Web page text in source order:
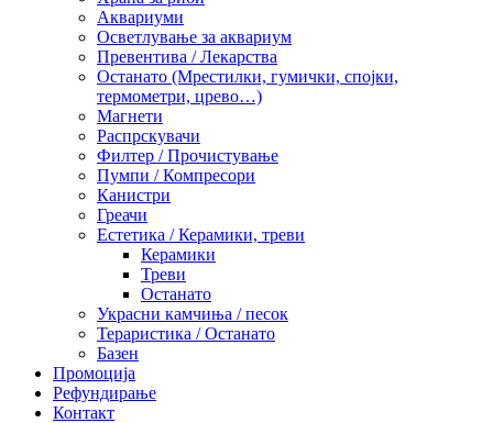
Аквариуми
Осветлување за аквариум
Превентива / Лекарства
Останато (Мрестилки, гумички, спојки,
термометри, црево…)
Магнети
Распрскувачи
Филтер / Прочистување
Пумпи / Компресори
Канистри
Греачи
Естетика / Керамики, треви
Керамики
Треви
Останато
Украсни камчиња / песок
Тераристика / Останато
Базен
Промоција
Рефундирање
Контакт